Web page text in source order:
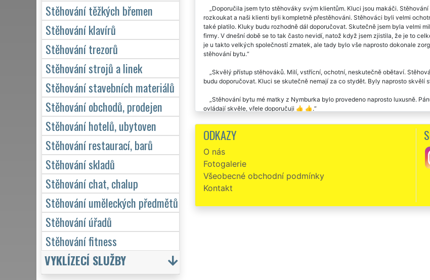
Doporučila jsem tyto stěhováky svým klientům. Kluci jsou makáči.
rozkoukat a naši klienti byli kompletně přestěhováni. Stěhováci byli velmi
také platilo. Kluky budu rozhodně dál doporučovat. Skutečně jsem byla velmi
firmy. V dnešní době se to tak často nevidí, natož když jsem zjistila, že je to
je u takto velkých společností zmatek, ale tady bylo vše naprosto dokonale
stěhování bytu.
Skvělý přístup stěhováků. Milí, vstřícní, ochotní, neskutečně obětaví.
budu doporučovat. Kluci se skutečně nemají za co stydět. Byly naprosto skvělí
Stěhování bytu mé matky z Nymburka bylo provedeno naprosto luxusně.
ovládají skvěle, vřele doporučuji 👍 👍.
Stěhovací firma EXTRA STĚHOVÁNÍ byla velmi profesionální při stěhování
poděkovat. Určitě doporučuji využívat tuto společnost EXTRA SLUŽBY.
ODKAZY
O nás
Fotogalerie
Všeobecné obchodní podmínky
Kontakt
Stěhování těžkých břemen
Stěhování klavírů
Stěhování trezorů
Stěhování strojů a linek
Stěhování stavebních materiálů
Stěhování obchodů, prodejen
Stěhování hotelů, ubytoven
Stěhování restaurací, barů
Stěhování skladů
Stěhování chat, chalup
Stěhování uměleckých předmětů
Stěhování úřadů
Stěhování fitness
VYKLÍZECÍ SLUŽBY